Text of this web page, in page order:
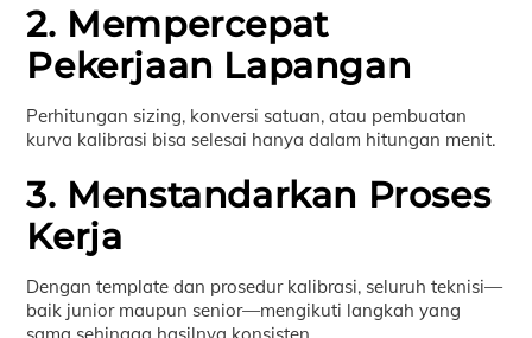
2. Mempercepat
Pekerjaan Lapangan
Perhitungan sizing, konversi satuan, atau pembuatan
kurva kalibrasi bisa selesai hanya dalam hitungan menit.
3. Menstandarkan Proses
Kerja
Dengan template dan prosedur kalibrasi, seluruh teknisi—
baik junior maupun senior—mengikuti langkah yang